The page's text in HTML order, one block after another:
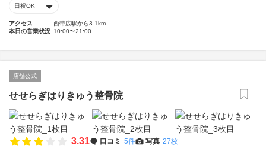
日祝OK
アクセス
西帯広駅から3.1km
本日の営業状況 10:00〜21:00
店舗公式
せせらぎはりきゅう整骨院
3.31 口コミ 5件 写真 27枚